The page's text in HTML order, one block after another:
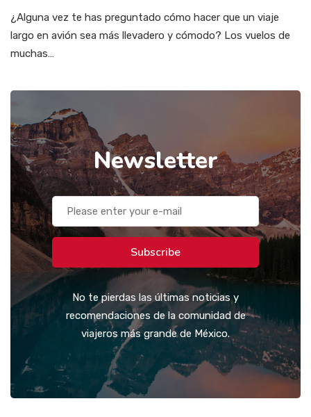
¿Alguna vez te has preguntado cómo hacer que un viaje
largo en avión sea más llevadero y cómodo? Los vuelos de
muchas…
Newsletter
Subscribe
No te pierdas las últimas noticias y
recomendaciones de la comunidad de
viajeros más grande de México.